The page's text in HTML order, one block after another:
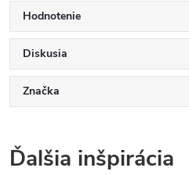
Hodnotenie
Diskusia
Značka
Ďalšia inšpirácia